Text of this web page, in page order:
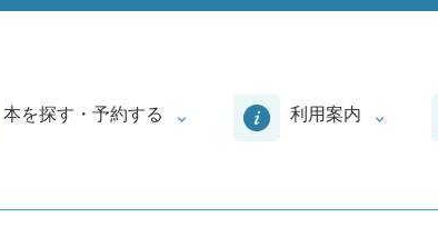
本を探す・予約する 利用案内